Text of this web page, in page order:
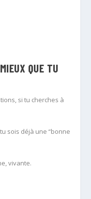
QUE TU
si tu cherches à
sois déjà une “bonne
vivante.